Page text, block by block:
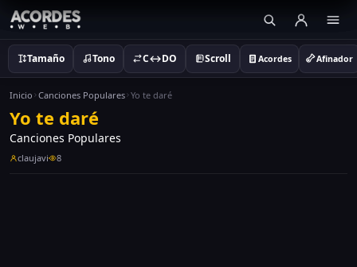
Tamaño Tono C↔DO Scroll Acordes Afinador
Inicio Canciones Populares Yo te daré
Yo te daré
Canciones Populares
claujavi 8